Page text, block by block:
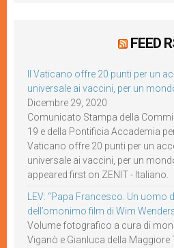
FEED
Il Vaticano offre 20 punti per un
universale ai vaccini, per un
Dicembre 29, 2020
Comunicato Stampa della
19 e della Pontificia Accademia
Vaticano offre 20 punti per un
universale ai vaccini, per un
appeared first on ZENIT - Italiano.
LEV: “Papa Francesco. Un uomo
dell’omonimo film di Wim
Volume fotografico a cura di
Viganò e Gianluca della Maggiore